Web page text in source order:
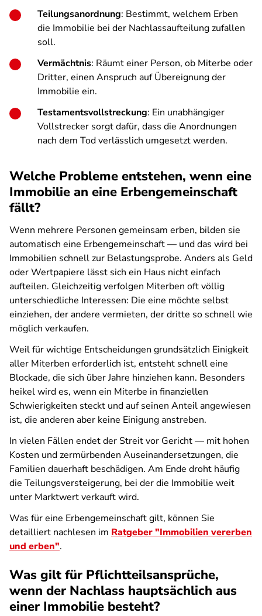
Teilungsanordnung: Bestimmt, welchem Erben
die Immobilie bei der Nachlassaufteilung zufallen
soll.
Vermächtnis: Räumt einer Person, ob Miterbe oder
Dritter, einen Anspruch auf Übereignung der
Immobilie ein.
Testamentsvollstreckung: Ein unabhängiger
Vollstrecker sorgt dafür, dass die Anordnungen
nach dem Tod verlässlich umgesetzt werden.
Welche Probleme entstehen, wenn eine
Immobilie an eine Erbengemeinschaft
fällt?
Wenn mehrere Personen gemeinsam erben, bilden sie
automatisch eine Erbengemeinschaft — und das wird bei
Immobilien schnell zur Belastungsprobe. Anders als Geld
oder Wertpapiere lässt sich ein Haus nicht einfach
aufteilen. Gleichzeitig verfolgen Miterben oft völlig
unterschiedliche Interessen: Die eine möchte selbst
einziehen, der andere vermieten, der dritte so schnell wie
möglich verkaufen.
Weil für wichtige Entscheidungen grundsätzlich Einigkeit
aller Miterben erforderlich ist, entsteht schnell eine
Blockade, die sich über Jahre hinziehen kann. Besonders
heikel wird es, wenn ein Miterbe in finanziellen
Schwierigkeiten steckt und auf seinen Anteil angewiesen
ist, die anderen aber keine Einigung anstreben.
In vielen Fällen endet der Streit vor Gericht — mit hohen
Kosten und zermürbenden Auseinandersetzungen, die
Familien dauerhaft beschädigen. Am Ende droht häufig
die Teilungsversteigerung, bei der die Immobilie weit
unter Marktwert verkauft wird.
Was für eine Erbengemeinschaft gilt, können Sie
detailliert nachlesen im Ratgeber "Immobilien vererben
und erben".
Was gilt für Pflichtteilsansprüche,
wenn der Nachlass hauptsächlich aus
einer Immobilie besteht?